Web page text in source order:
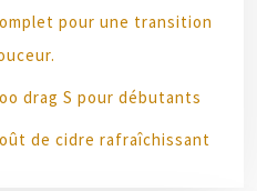
pour une transition
drag S pour débutants
de cidre rafraîchissant